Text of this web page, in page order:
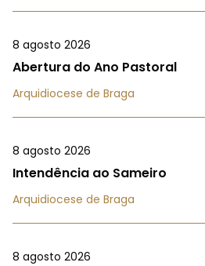
8 agosto 2026
Abertura do Ano Pastoral
Arquidiocese de Braga
8 agosto 2026
Intendência ao Sameiro
Arquidiocese de Braga
8 agosto 2026